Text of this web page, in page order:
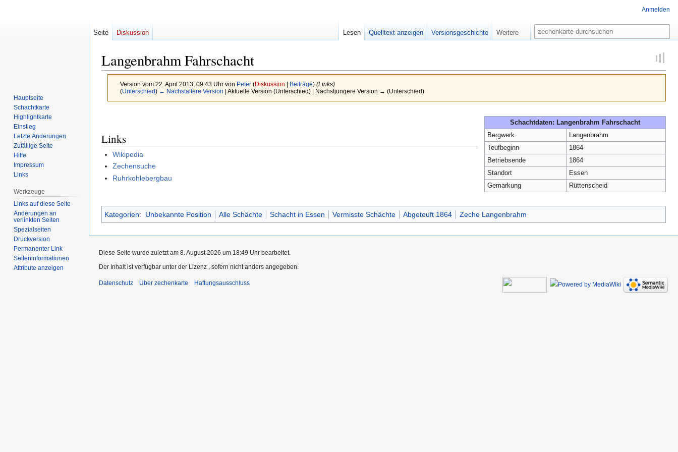
Langenbrahm Fahrschacht
Version vom 22. April 2013, 09:43 Uhr von Peter (Diskussion Beiträge) (Links)
(Unterschied) ← Nächstältere Version | Aktuelle Version (Unterschied) | Nächstjüngere Version → (Unterschied)
springen
springen
Schachtdaten: Langenbrahm Fahrschacht
Bergwerk
Langenbrahm
Teufbeginn
1864
Betriebsende
1864
Standort
Essen
Gemarkung
Rüttenscheid
Links
Wikipedia
Zechensuche
Ruhrkohlebergbau
Kategorien: Unbekannte Position Alle Schächte Schacht in Essen Vermisste Schächte Abgeteuft 1864 Zeche Langenbrahm
Anmelden
Seite Diskussion Lesen Quelltext anzeigen Versionsgeschichte Weitere
Suche
Hauptseite
Schachtkarte
Highlightkarte
Einstieg
Letzte Änderungen
Zufällige Seite
Hilfe
Impressum
Links
Werkzeuge
Links auf diese Seite
Änderungen an
verlinkten Seiten
Spezialseiten
Druckversion
Permanenter Link
Seiten­­informationen
Attribute anzeigen
Diese Seite wurde zuletzt am 8. August 2026 um 18:49 Uhr bearbeitet.
Der Inhalt ist verfügbar unter der Lizenz , sofern nicht anders angegeben.
Datenschutz Über zechenkarte Haftungsausschluss